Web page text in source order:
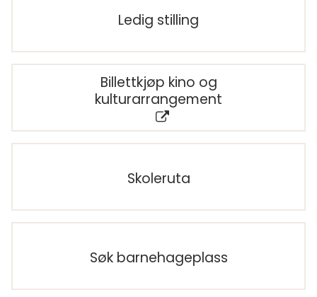
Ledig stilling
Billettkjøp kino og
kulturarrangement
Skoleruta
Søk barnehageplass